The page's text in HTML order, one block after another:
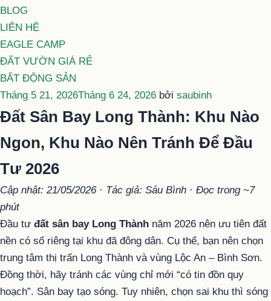
BLOG
LIÊN HỆ
EAGLE CAMP
ĐẤT VƯỜN GIÁ RẺ
BẤT ĐỘNG SẢN
Đăng
trong
Tháng 5 21, 2026Tháng 6 24, 2026 bởi saubinh
Đất Sân Bay Long Thành: Khu Nào
Ngon, Khu Nào Nên Tránh Để Đầu
Tư 2026
Cập nhật: 21/05/2026 · Tác giả: Sáu Bình · Đọc trong ~7
phút
Đầu tư đất sân bay Long Thành năm 2026 nên ưu tiên đất
nền có sổ riêng tại khu đã đông dân. Cụ thể, bạn nên chọn
trung tâm thị trấn Long Thành và vùng Lộc An – Bình Sơn.
Đồng thời, hãy tránh các vùng chỉ mới “có tin đồn quy
hoạch”. Sân bay tạo sóng. Tuy nhiên, chọn sai khu thì sóng